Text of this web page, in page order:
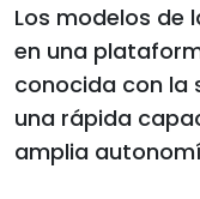
Los modelos de
en una
conocida con la
una rápida
amplia